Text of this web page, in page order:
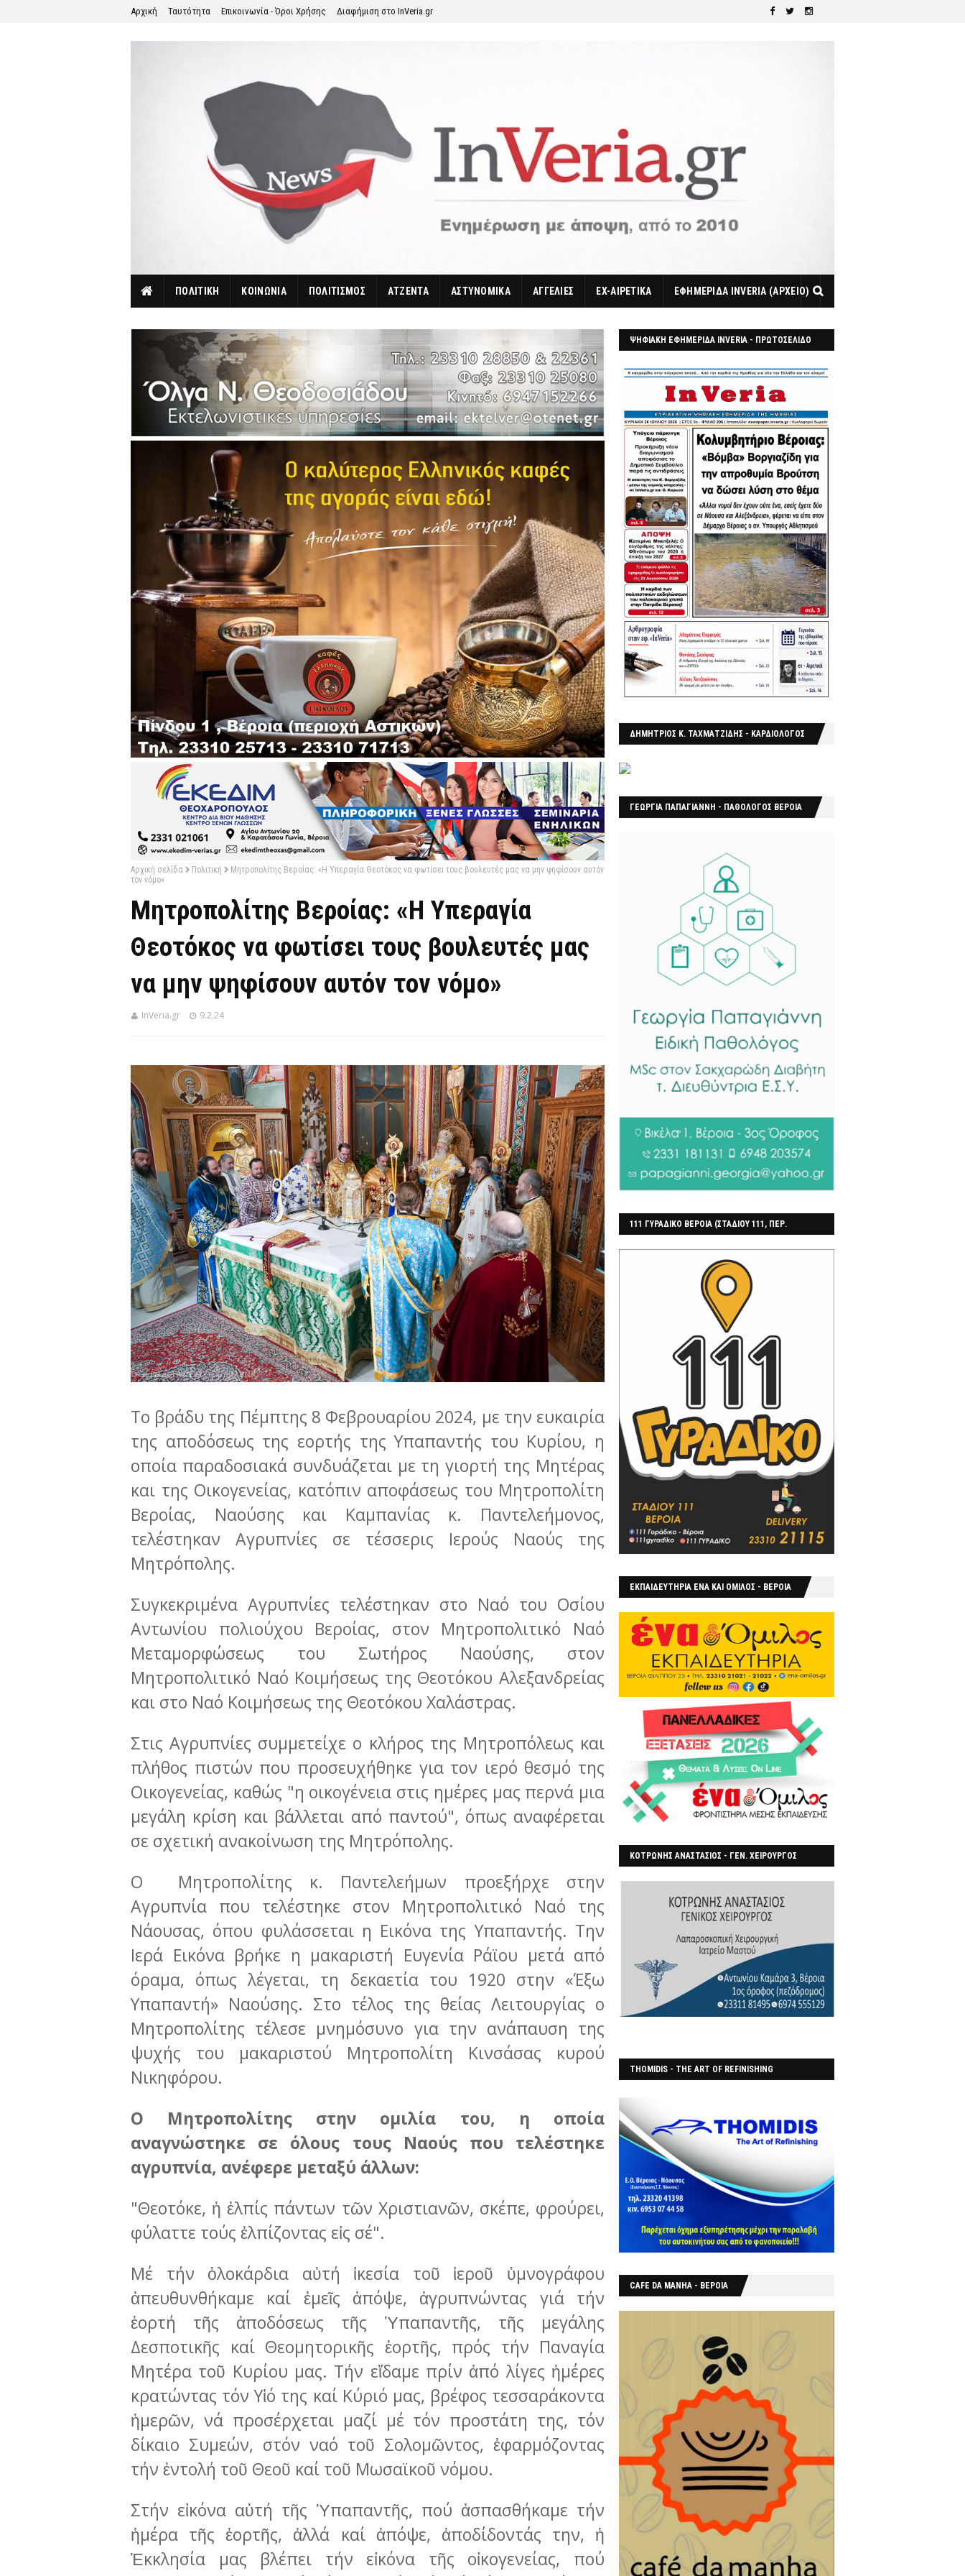
Αρχική Ταυτότητα Επικοινωνία - Όροι Χρήσης Διαφήμιση στο InVeria.gr
ΠΟΛΙΤΙΚΗ ΚΟΙΝΩΝΙΑ ΠΟΛΙΤΙΣΜΟΣ ΑΤΖΕΝΤΑ ΑΣΤΥΝΟΜΙΚΑ ΑΓΓΕΛΙΕΣ EX-ΑΙΡΕΤΙΚΑ ΕΦΗΜΕΡΙΔΑ INVERIA (ΑΡΧΕΙΟ)
Αρχική σελίδα Πολιτική
Μητροπολίτης Βεροίας: «Η Υπεραγία Θεοτόκος να φωτίσει τους βουλευτές μας να μην ψηφίσουν αυτόν
τον νόμο»
Μητροπολίτης Βεροίας: «Η Υπεραγία
Θεοτόκος να φωτίσει τους βουλευτές μας
να μην ψηφίσουν αυτόν τον νόμο»
InVeria.gr 9.2.24
Το βράδυ της Πέμπτης 8 Φεβρουαρίου 2024, με την ευκαιρία
της αποδόσεως της εορτής της Υπαπαντής του Κυρίου, η
οποία παραδοσιακά συνδυάζεται με τη γιορτή της Μητέρας
και της Οικογενείας, κατόπιν αποφάσεως του Μητροπολίτη
Βεροίας, Ναούσης και Καμπανίας κ. Παντελεήμονος,
τελέστηκαν Αγρυπνίες σε τέσσερις Ιερούς Ναούς της
Μητρόπολης.
Συγκεκριμένα Αγρυπνίες τελέστηκαν στο Ναό του Οσίου
Αντωνίου πολιούχου Βεροίας, στον Μητροπολιτικό Ναό
Μεταμορφώσεως του Σωτήρος Ναούσης, στον
Μητροπολιτικό Ναό Κοιμήσεως της Θεοτόκου Αλεξανδρείας
και στο Ναό Κοιμήσεως της Θεοτόκου Χαλάστρας.
Στις Αγρυπνίες συμμετείχε ο κλήρος της Μητροπόλεως και
πλήθος πιστών που προσευχήθηκε για τον ιερό θεσμό της
Οικογενείας, καθώς "η οικογένεια στις ημέρες μας περνά μια
μεγάλη κρίση και βάλλεται από παντού", όπως αναφέρεται
σε σχετική ανακοίνωση της Μητρόπολης.
Ο Μητροπολίτης κ. Παντελεήμων προεξήρχε στην
Αγρυπνία που τελέστηκε στον Μητροπολιτικό Ναό της
Νάουσας, όπου φυλάσσεται η Εικόνα της Υπαπαντής. Την
Ιερά Εικόνα βρήκε η μακαριστή Ευγενία Ράϊου μετά από
όραμα, όπως λέγεται, τη δεκαετία του 1920 στην «Έξω
Υπαπαντή» Ναούσης. Στο τέλος της θείας Λειτουργίας ο
Μητροπολίτης τέλεσε μνημόσυνο για την ανάπαυση της
ψυχής του μακαριστού Μητροπολίτη Κινσάσας κυρού
Νικηφόρου.
Ο Μητροπολίτης στην ομιλία του, η οποία
αναγνώστηκε σε όλους τους Ναούς που τελέστηκε
αγρυπνία, ανέφερε μεταξύ άλλων:
"Θεοτόκε, ἡ ἐλπίς πάντων τῶν Χριστιανῶν, σκέπε, φρούρει,
φύλαττε τούς ἐλπίζοντας εἰς σέ".
Μέ τήν ὁλοκάρδια αὐτή ἱκεσία τοῦ ἱεροῦ ὑμνογράφου
ἀπευθυνθήκαμε καί ἐμεῖς ἀπόψε, ἀγρυπνώντας γιά τήν
ἑορτή τῆς ἀποδόσεως τῆς Ὑπαπαντῆς, τῆς μεγάλης
Δεσποτικῆς καί Θεομητορικῆς ἑορτῆς, πρός τήν Παναγία
Μητέρα τοῦ Κυρίου μας. Τήν εἴδαμε πρίν ἀπό λίγες ἡμέρες
κρατώντας τόν Υἱό της καί Κύριό μας, βρέφος τεσσαράκοντα
ἡμερῶν, νά προσέρχεται μαζί μέ τόν προστάτη της, τόν
δίκαιο Συμεών, στόν ναό τοῦ Σολομῶντος, ἐφαρμόζοντας
τήν ἐντολή τοῦ Θεοῦ καί τοῦ Μωσαϊκοῦ νόμου.
Στήν εἰκόνα αὐτή τῆς Ὑπαπαντῆς, πού ἀσπασθήκαμε τήν
ἡμέρα τῆς ἑορτῆς, ἀλλά καί ἀπόψε, ἀποδίδοντάς την, ἡ
Ἐκκλησία μας βλέπει τήν εἰκόνα τῆς οἰκογενείας, πού
ΨΗΦΙΑΚΗ ΕΦΗΜΕΡΙΔΑ INVERIA - ΠΡΩΤΟΣΕΛΙΔΟ
ΔΗΜΗΤΡΙΟΣ Κ. ΤΑΧΜΑΤΖΙΔΗΣ - ΚΑΡΔΙΟΛΟΓΟΣ
ΓΕΩΡΓΙΑ ΠΑΠΑΓΙΑΝΝΗ - ΠΑΘΟΛΟΓΟΣ ΒΕΡΟΙΑ
111 ΓΥΡΑΔΙΚΟ ΒΕΡΟΙΑ (ΣΤΑΔΙΟΥ 111, ΠΕΡ.
ΕΚΠΑΙΔΕΥΤΗΡΙΑ ΕΝΑ ΚΑΙ ΟΜΙΛΟΣ - ΒΕΡΟΙΑ
ΚΟΤΡΩΝΗΣ ΑΝΑΣΤΑΣΙΟΣ - ΓΕΝ. ΧΕΙΡΟΥΡΓΟΣ
THOMIDIS - THE ART OF REFINISHING
CAFE DA MANHA - ΒΕΡΟΙΑ